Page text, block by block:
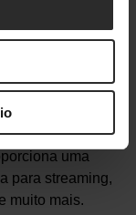
uma
para streaming,
muito mais.